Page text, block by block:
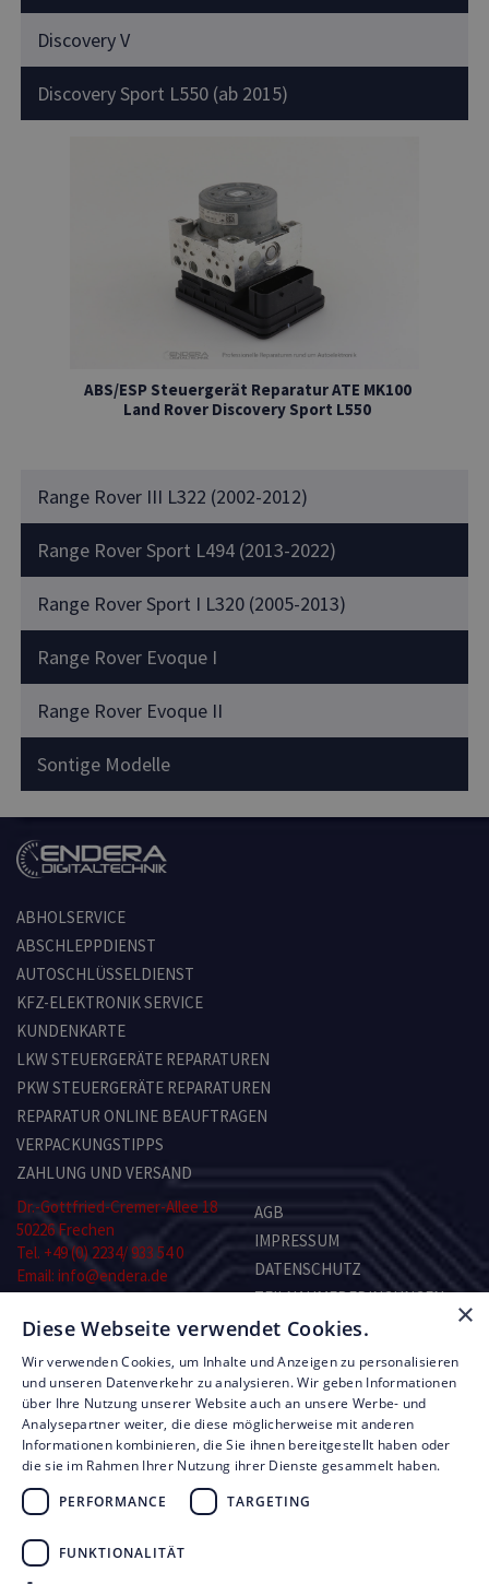
Discovery V
Discovery Sport L550 (ab 2015)
ABS/ESP Steuergerät Reparatur ATE MK100
Land Rover Discovery Sport L550
Range Rover III L322 (2002-2012)
Range Rover Sport L494 (2013-2022)
Range Rover Sport I L320 (2005-2013)
Range Rover Evoque I
Range Rover Evoque II
Sontige Modelle
ABHOLSERVICE
ABSCHLEPPDIENST
AUTOSCHLÜSSELDIENST
KFZ-ELEKTRONIK SERVICE
KUNDENKARTE
LKW STEUERGERÄTE REPARATUREN
PKW STEUERGERÄTE REPARATUREN
REPARATUR ONLINE BEAUFTRAGEN
VERPACKUNGSTIPPS
ZAHLUNG UND VERSAND
Dr.-Gottfried-Cremer-Allee 18
50226 Frechen
Tel. +49 (0) 2234/ 933 54 0
Email: info@endera.de
Montag–Freitag:
8.00–13.00 und 14.00–17.00 Uhr
Samstag: nach Vereinbarung
AGB
IMPRESSUM
DATENSCHUTZ
TEILNAHMEBEDINGUNGEN
KONTAKT
RMA-FORMULAR
© Copyright by Endera Digitaltechnik 2026
UNSERE LEISTUNGEN
×
Diese Webseite verwendet Cookies.
Wir verwenden Cookies, um Inhalte und Anzeigen zu personalisieren
und unseren Datenverkehr zu analysieren. Wir geben Informationen
über Ihre Nutzung unserer Website auch an unsere Werbe- und
Analysepartner weiter, die diese möglicherweise mit anderen
Informationen kombinieren, die Sie ihnen bereitgestellt haben oder
die sie im Rahmen Ihrer Nutzung ihrer Dienste gesammelt haben.
PERFORMANCE
TARGETING
FUNKTIONALITÄT